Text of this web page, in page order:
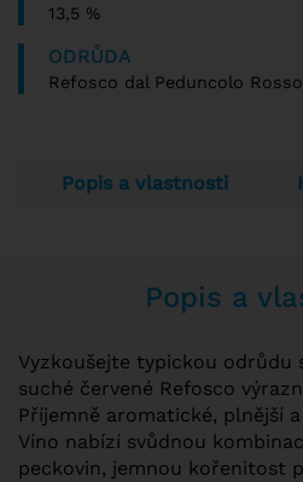
13,5 %
ODRŮDA
Refosco dal Peduncolo Rosso
Popis a vlastnosti
Popis a
Vyzkoušejte typickou odrůdu
suché červené Refosco
Příjemně aromatické, plnější
Víno nabízí svůdnou
peckovin, jemnou kořenitost